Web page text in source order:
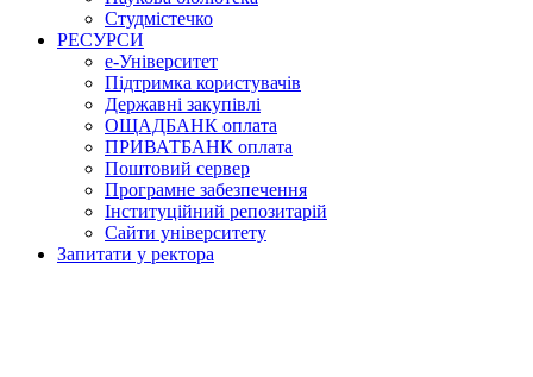
Студмістечко
РЕСУРСИ
е-Університет
Підтримка користувачів
Державні закупівлі
ОЩАДБАНК оплата
ПРИВАТБАНК оплата
Поштовий сервер
Програмне забезпечення
Інституційний репозитарій
Сайти університету
Запитати у ректора